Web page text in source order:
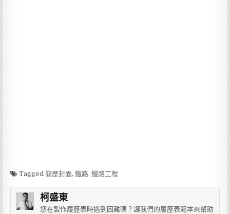
Tagged簡歷封面,鐵路,鐵路工程
柯盛東
您在製作履歷表時遇到困難嗎？讓我們的履歷表範本來幫助